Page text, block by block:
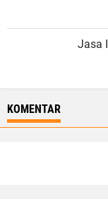
Jasa
KOMENTAR